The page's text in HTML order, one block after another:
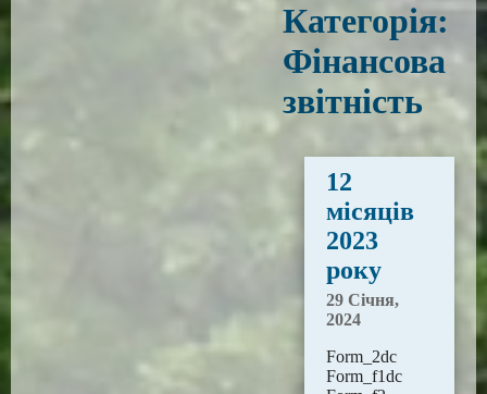
Категорія:
Фінансова
звітність
12
місяців
2023
року
29 Січня,
2024
Form_2dc
Form_f1dc